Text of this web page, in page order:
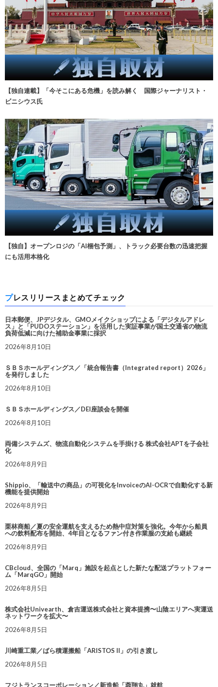
【独自連載】「今そこにある危機」を読み解く 国際ジャーナリスト・
ビニシウス氏
【独自】オープンロジの「AI梱包予測」、トラック必要台数の迅速把握
にも活用本格化
プレスリリースまとめてチェック
日本郵便、JPデジタル、GMOメイクショップによる「デジタルアドレ
ス」と「PUDOステーション」を活用した実証事業が国土交通省の物流
負荷低減に向けた補助金事業に採択
2026年8月10日
ＳＢＳホールディングス／「統合報告書（Integrated report）2026」
を発行しました
2026年8月10日
ＳＢＳホールディングス／DEI座談会を開催
2026年8月10日
両備システムズ、物流自動化システムを手掛ける 株式会社APTを子会社
化
2026年8月9日
Shippio、「輸送中の商品」の可視化をInvoiceのAI-OCRで自動化する新
機能を提供開始
2026年8月9日
栗林商船／夏の安全運航を支えるため熱中症対策を強化。今年から船員
への飲料配布を開始、4年目となるファン付き作業服の支給も継続
2026年8月9日
CBcloud、全国の「Marq」施設を起点とした新たな配送プラットフォー
ム「MarqGO」開始
2026年8月5日
株式会社Univearth、倉吉運送株式会社と資本提携〜山陰エリアへ実運送
ネットワークを拡大〜
2026年8月5日
川崎重工業／ばら積運搬船「ARISTOS II」の引き渡し
2026年8月5日
フジトランスコーポレーション／新造船「蓉翔丸」就航